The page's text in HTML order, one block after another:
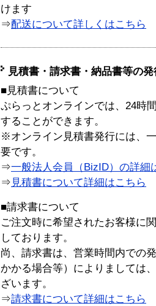
けます
⇒配送について詳しくはこちら
見積書・請求書・納品書等の
■見積書について
ぷらっとオンラインでは、24時
することができます。
※オンライン見積書発行には、
要です。
⇒一般法人会員（BizID）の詳細
⇒ 見積書について詳細はこちら
■請求書について
ご注文時に希望されたお客様に
しております。
尚、請求書は、営業時間内での
かかる場合等）によりましては
ざいます。
⇒請求書について詳細はこちら